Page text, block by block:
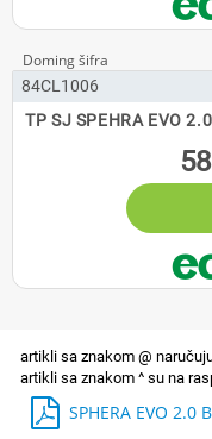
84CL1006
TP SJ SPEHRA EVO
SPHERA EVO